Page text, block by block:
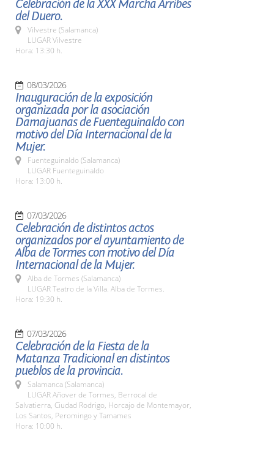
Celebración de la XXX Marcha Arribes
del Duero.
Vilvestre (Salamanca)
LUGAR Vilvestre
Hora: 13:30 h.
08/03/2026
Inauguración de la exposición
organizada por la asociación
Damajuanas de Fuenteguinaldo con
motivo del Día Internacional de la
Mujer.
Fuenteguinaldo (Salamanca)
LUGAR Fuenteguinaldo
Hora: 13:00 h.
07/03/2026
Celebración de distintos actos
organizados por el ayuntamiento de
Alba de Tormes con motivo del Día
Internacional de la Mujer.
Alba de Tormes (Salamanca)
LUGAR Teatro de la Villa. Alba de Tormes.
Hora: 19:30 h.
07/03/2026
Celebración de la Fiesta de la
Matanza Tradicional en distintos
pueblos de la provincia.
Salamanca (Salamanca)
LUGAR Añover de Tormes, Berrocal de
Salvatierra, Ciudad Rodrigo, Horcajo de Montemayor,
Los Santos, Peromingo y Tamames
Hora: 10:00 h.